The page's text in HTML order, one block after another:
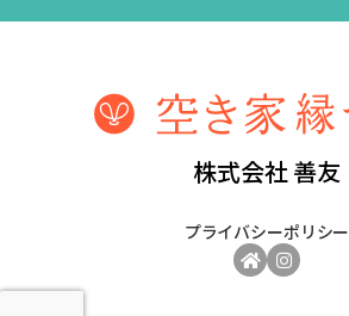
株式会社 善友
プライバシーポリシー